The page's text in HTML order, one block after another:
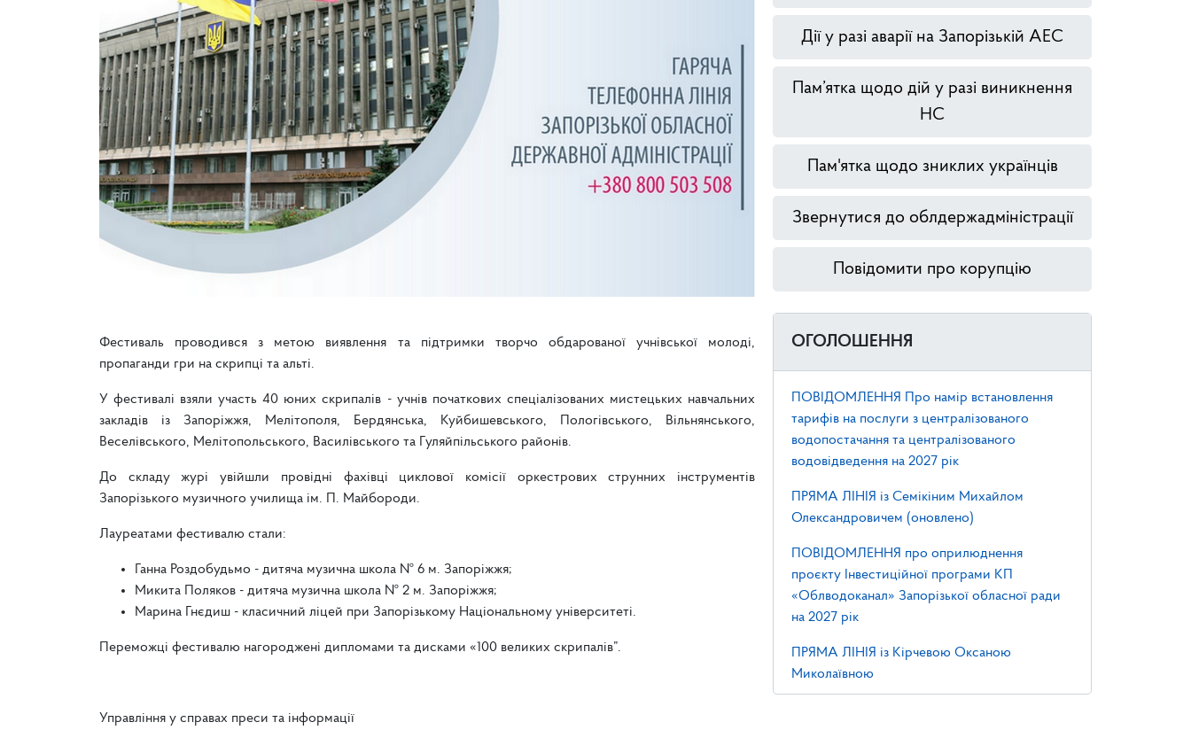
Фестиваль проводився з метою виявлення та підтримки творчо обдарованої учнівської молоді,
пропаганди гри на скрипці та альті.
У фестивалі взяли участь 40 юних скрипалів - учнів початкових спеціалізованих мистецьких навчальних
закладів із Запоріжжя, Мелітополя, Бердянська, Куйбишевського, Пологівського, Вільнянського,
Веселівського, Мелітопольського, Василівського та Гуляйпільського районів.
До складу журі увійшли провідні фахівці циклової комісії оркестрових струнних інструментів
Запорізького музичного училища ім. П. Майбороди.
Лауреатами фестивалю стали:
Ганна Роздобудьмо - дитяча музична школа № 6 м. Запоріжжя;
Микита Поляков - дитяча музична школа № 2 м. Запоріжжя;
Марина Гнєдиш - класичний ліцей при Запорізькому Національному університеті.
Переможці фестивалю нагороджені дипломами та дисками «100 великих скрипалів”.
Управління у справах преси та інформації
Дії у разі аварії на Запорізькій АЕС
Пам’ятка щодо дій у разі виникнення
НС
Пам'ятка щодо зниклих українців
Звернутися до облдержадміністрації
Повідомити про корупцію
ОГОЛОШЕННЯ
ПОВІДОМЛЕННЯ Про намір встановлення
тарифів на послуги з централізованого
водопостачання та централізованого
водовідведення на 2027 рік
ПРЯМА ЛІНІЯ із Семікіним Михайлом
Олександровичем (оновлено)
ПОВІДОМЛЕННЯ про оприлюднення
проєкту Інвестиційної програми КП
«Облводоканал» Запорізької обласної ради
на 2027 рік
ПРЯМА ЛІНІЯ із Кірчевою Оксаною
Миколаївною